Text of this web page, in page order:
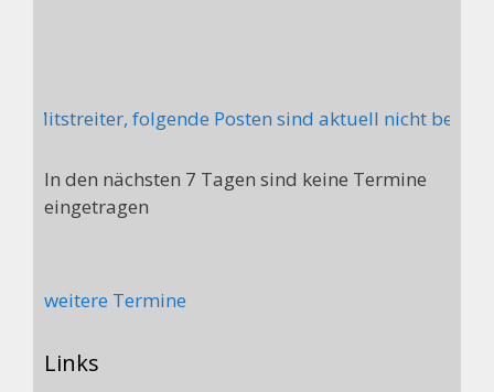
folgende Posten sind aktuell nicht
In den nächsten 7 Tagen sind keine Termine
eingetragen
weitere Termine
Links